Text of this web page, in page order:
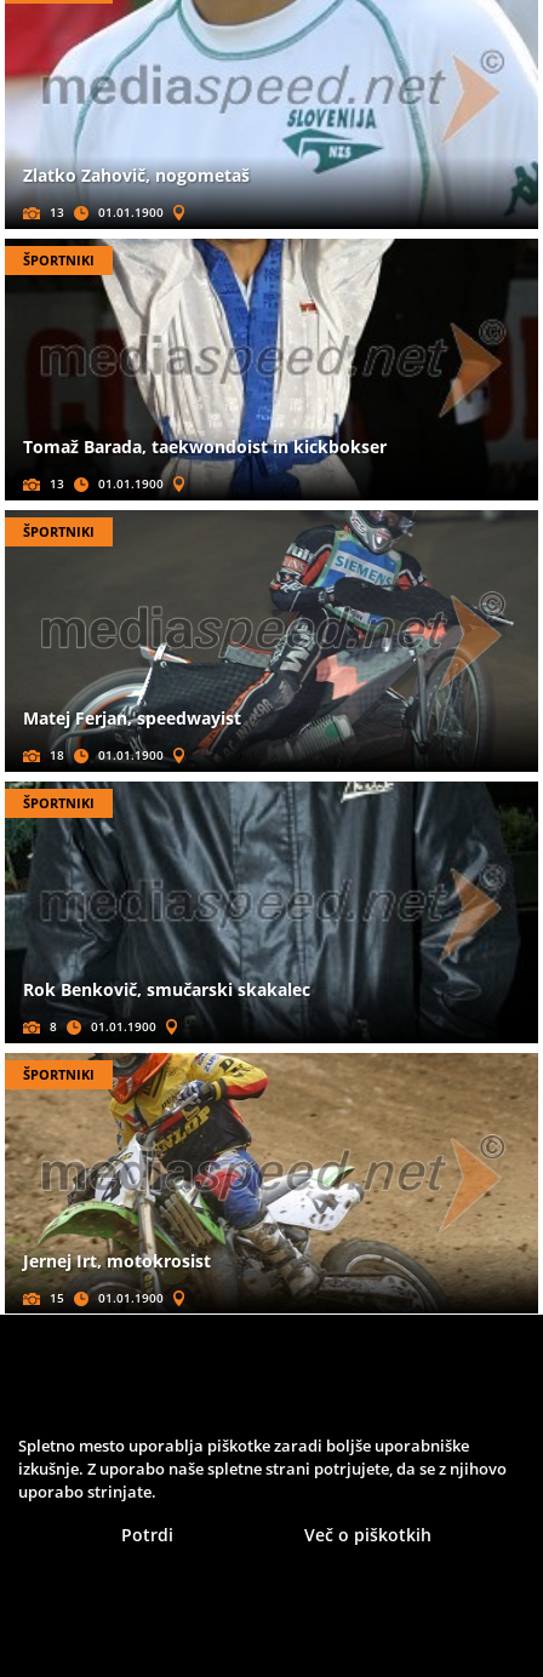
Zlatko Zahovič, nogometaš
13 01.01.1900
ŠPORTNIKI
Tomaž Barada, taekwondoist in kickbokser
13 01.01.1900
ŠPORTNIKI
Matej Ferjan, speedwayist
18 01.01.1900
ŠPORTNIKI
Rok Benkovič, smučarski skakalec
8 01.01.1900
ŠPORTNIKI
Jernej Irt, motokrosist
15 01.01.1900
Tony Rickardsson (Švedska), speedway-ist
Spletno mesto uporablja piškotke zaradi boljše uporabniške
izkušnje. Z uporabo naše spletne strani potrjujete, da se z njihovo
uporabo strinjate.
Potrdi Več o piškotkih